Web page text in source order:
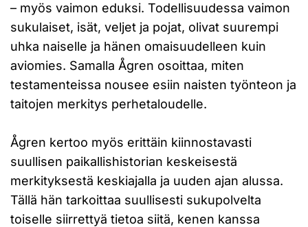
– myös vaimon eduksi. Todellisuudessa vaimon
sukulaiset, isät, veljet ja pojat, olivat suurempi
uhka naiselle ja hänen omaisuudelleen kuin
aviomies. Samalla Ågren osoittaa, miten
testamenteissa nousee esiin naisten työnteon ja
taitojen merkitys perhetaloudelle.
Ågren kertoo myös erittäin kiinnostavasti
suullisen paikallishistorian keskeisestä
merkityksestä keskiajalla ja uuden ajan alussa.
Tällä hän tarkoittaa suullisesti sukupolvelta
toiselle siirrettyä tietoa siitä, kenen kanssa